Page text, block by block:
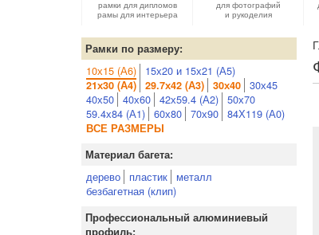
рамки для дипломов
рамы для интерьера
для фотографий
и рукоделия
Рамки по размеру:
10х15 (А6) 15х20 и 15х21 (А5)
21х30 (А4) 29.7х42 (А3) 30х40
30х45
40х50 40х60 42х59.4 (А2) 50х70
59.4х84 (А1) 60х80 70х90 84Х119 (А0)
ВСЕ РАЗМЕРЫ
Материал багета:
дерево пластик
металл
безбагетная (клип)
Профессиональный алюминиевый
профиль: